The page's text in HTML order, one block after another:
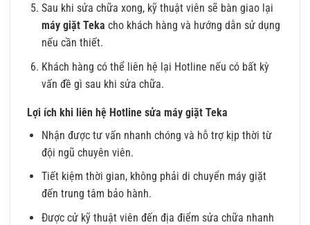
Sau khi sửa chữa xong, kỹ thuật viên sẽ bàn giao lại
máy giặt Teka cho khách hàng và hướng dẫn sử dụng
nếu cần thiết.
Khách hàng có thể liên hệ lại Hotline nếu có bất kỳ
vấn đề gì sau khi sửa chữa.
Lợi ích khi liên hệ Hotline sửa máy giặt Teka
Nhận được tư vấn nhanh chóng và hỗ trợ kịp thời từ
đội ngũ chuyên viên.
Tiết kiệm thời gian, không phải di chuyển máy giặt
đến trung tâm bảo hành.
Được cử kỹ thuật viên đến địa điểm sửa chữa nhanh